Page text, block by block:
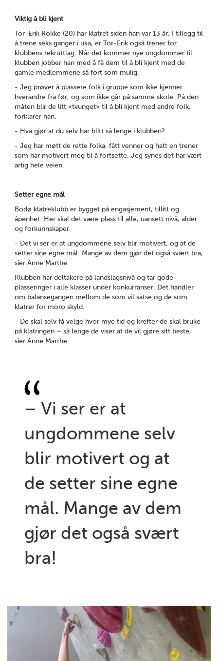
Viktig å bli kjent
Tor-Erik Rokke (20) har klatret siden han var 13 år. I tillegg til
å trene seks ganger i uka, er Tor-Erik også trener for
klubbens rekruttlag. Når det kommer nye ungdommer til
klubben jobber han med å få dem til å bli kjent med de
gamle medlemmene så fort som mulig.
- Jeg prøver å plassere folk i gruppe som ikke kjenner
hverandre fra før, og som ikke går på samme skole. På den
måten blir de litt «tvunget» til å bli kjent med andre folk,
forklarer han.
- Hva gjør at du selv har blitt så lenge i klubben?
- Jeg har møtt de rette folka, fått venner og hatt en trener
som har motivert meg til å fortsette. Jeg synes det har vært
artig hele veien.
Setter egne mål
Bodø klatreklubb er bygget på engasjement, tillitt og
åpenhet. Her skal det være plass til alle, uansett nivå, alder
og forkunnskaper.
- Det vi ser er at ungdommene selv blir motivert, og at de
setter sine egne mål. Mange av dem gjør det også svært bra,
sier Anne Marthe.
Klubben har deltakere på landslagsnivå og tar gode
plasseringer i alle klasser under konkurranser. Det handler
om balansegangen mellom de som vil satse og de som
klatrer for moro skyld.
- De skal selv få velge hvor mye tid og krefter de skal bruke
på klatringen – så lenge de viser at de vil gjøre sitt beste,
sier Anne Marthe.
– Vi ser er at
ungdommene selv
blir motivert og at
de setter sine egne
mål. Mange av dem
gjør det også svært
bra!